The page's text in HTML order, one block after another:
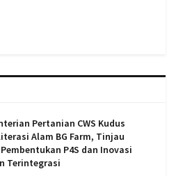
Pertanian CWS Kudus
Alam BG Farm, Tinjau
P4S dan Inovasi
Terintegrasi